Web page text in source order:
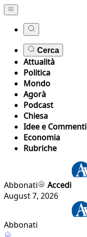
Cerca
Attualità
Politica
Mondo
Agorà
Podcast
Chiesa
Idee e Commenti
Economia
Rubriche
Abbonati
Accedi
August 7, 2026
Abbonati